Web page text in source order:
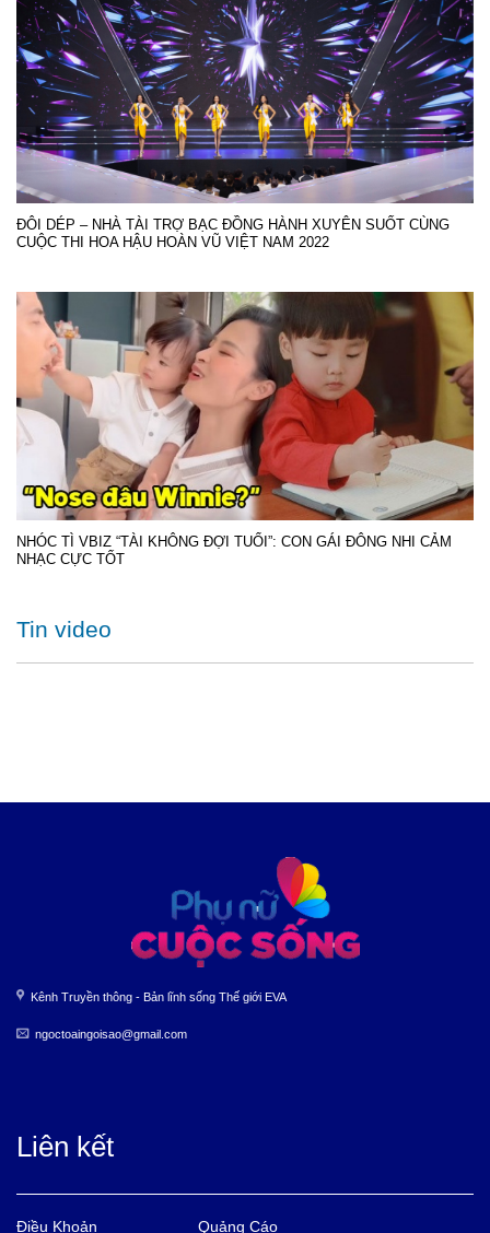
ĐÔI DÉP – NHÀ TÀI TRỢ BẠC ĐỒNG HÀNH XUYÊN SUỐT CÙNG
CUỘC THI HOA HẬU HOÀN VŨ VIỆT NAM 2022
NHÓC TÌ VBIZ “TÀI KHÔNG ĐỢI TUỔI”: CON GÁI ĐÔNG NHI CẢM
NHẠC CỰC TỐT
Tin video
Kênh Truyền thông - Bản lĩnh sống Thế giới EVA
ngoctoaingoisao@gmail.com
Liên kết
Điều Khoản Quảng Cáo